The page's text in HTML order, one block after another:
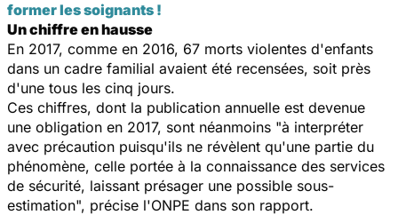
former les soignants !
Un chiffre en hausse
En 2017, comme en 2016, 67 morts violentes d'enfants
dans un cadre familial avaient été recensées, soit près
d'une tous les cinq jours.
Ces chiffres, dont la publication annuelle est devenue
une obligation en 2017, sont néanmoins "à interpréter
avec précaution puisqu'ils ne révèlent qu'une partie du
phénomène, celle portée à la connaissance des services
de sécurité, laissant présager une possible sous-
estimation", précise l'ONPE dans son rapport.